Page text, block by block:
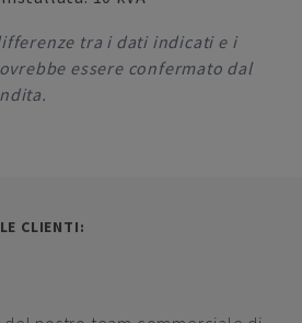
tra i dati indicati e i
essere confermato dal
CLIENTI: